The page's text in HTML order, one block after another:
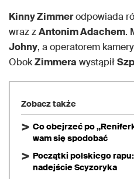
Kinny Zimmerodpowiada
wraz zAntonim Adachem.
Johny, a operatorem
ObokZimmera wystąpił
Zobacz także
Co obejrzeć po
wam się spodobać
Początki polskiego
nadejście Scyzoryka